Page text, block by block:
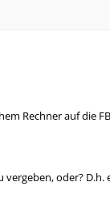
Rechner auf die
oder?